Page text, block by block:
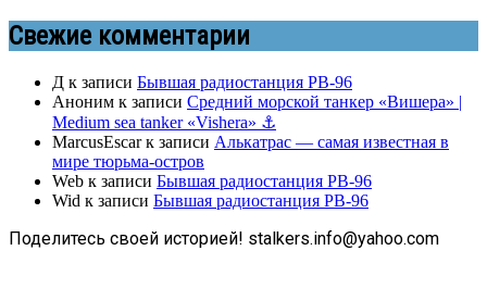
Свежие комментарии
Д к записи Бывшая радиостанция РВ-96
Аноним к записи Средний морской танкер «Вишера» |
Medium sea tanker «Vishera» ⚓
MarcusEscarк записи Алькатрас — самая известная в
мире тюрьма-остров
Web к записи Бывшая радиостанция РВ-96
Wid к записи Бывшая радиостанция РВ-96
Поделитесь своей историей! stalkers.info@yahoo.com